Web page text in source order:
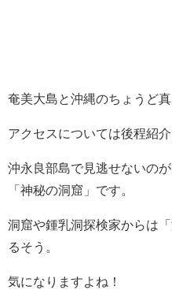
奄美大島と沖縄のちょうど
アクセスについては後程紹介
沖永良部島で見逃せないの
「神秘の洞窟」です。
洞窟や鍾乳洞探検家からは
るそう。
気になりますよね！